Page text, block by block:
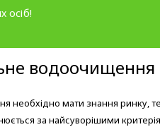
осіб!
водоочищення
необхідно мати знання ринку,
за найсуворішими